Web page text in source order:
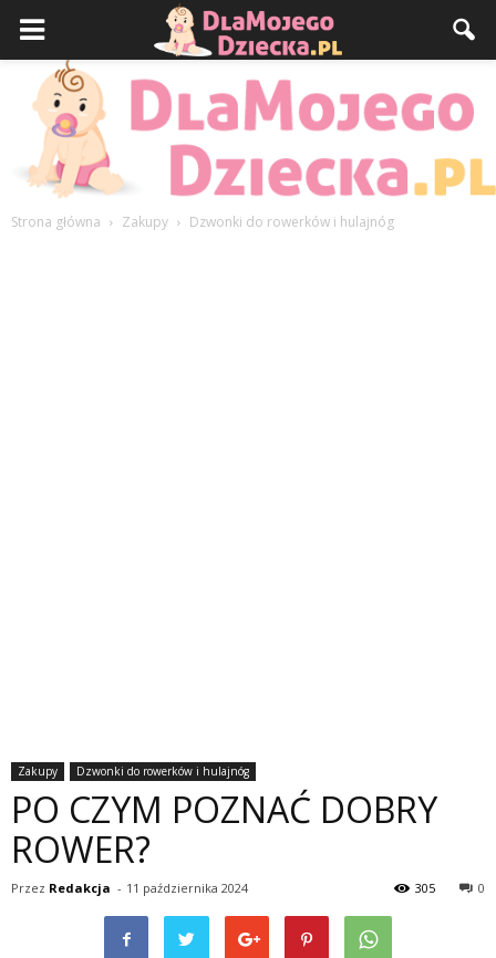
Strona główna Zakupy Dzwonki do rowerków i hulajnóg
Zakupy Dzwonki do rowerków i hulajnóg
PO CZYM POZNAĆ DOBRY
ROWER?
Przez Redakcja - 11 października 2024 0
305